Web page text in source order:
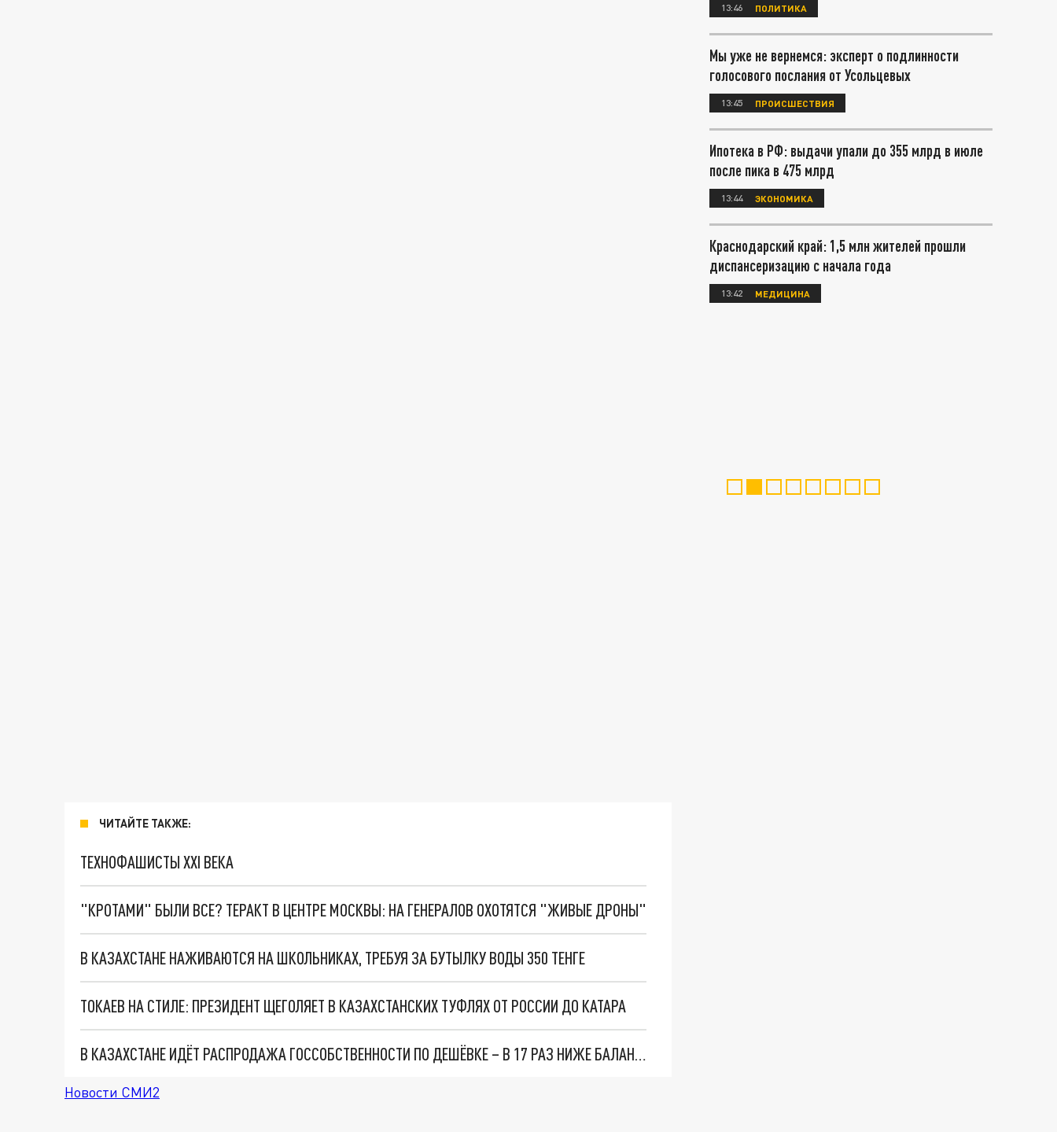
ЧИТАЙТЕ ТАКЖЕ:
ТЕХНОФАШИСТЫ XXI ВЕКА
"КРОТАМИ" БЫЛИ ВСЕ? ТЕРАКТ В ЦЕНТРЕ МОСКВЫ: НА ГЕНЕРАЛОВ ОХОТЯТСЯ "ЖИВЫЕ ДРОНЫ"
В КАЗАХСТАНЕ НАЖИВАЮТСЯ НА ШКОЛЬНИКАХ, ТРЕБУЯ ЗА БУТЫЛКУ ВОДЫ 350 ТЕНГЕ
ТОКАЕВ НА СТИЛЕ: ПРЕЗИДЕНТ ЩЕГОЛЯЕТ В КАЗАХСТАНСКИХ ТУФЛЯХ ОТ РОССИИ ДО КАТАРА
В КАЗАХСТАНЕ ИДЁТ РАСПРОДАЖА ГОССОБСТВЕННОСТИ ПО ДЕШЁВКЕ – В 17 РАЗ НИЖЕ БАЛАНСОВОЙ СТОИМОСТИ
Новости СМИ2
13:46 ПОЛИТИКА
Мы уже не вернемся: эксперт о подлинности
голосового послания от Усольцевых
13:45 ПРОИСШЕСТВИЯ
Ипотека в РФ: выдачи упали до 355 млрд в июле
после пика в 475 млрд
13:44 ЭКОНОМИКА
Краснодарский край: 1,5 млн жителей прошли
диспансеризацию с начала года
13:42 МЕДИЦИНА